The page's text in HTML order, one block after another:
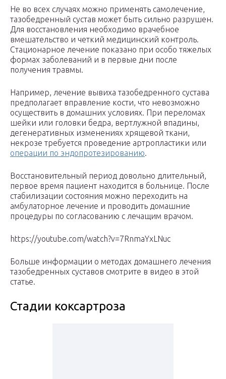
Не во всех случаях можно применять самолечение,
тазобедренный сустав может быть сильно разрушен.
Для восстановления необходимо врачебное
вмешательство и четкий медицинский контроль.
Стационарное лечение показано при особо тяжелых
формах заболеваний и в первые дни после
получения травмы.
Например, лечение вывиха тазобедренного сустава
предполагает вправление кости, что невозможно
осуществить в домашних условиях. При переломах
шейки или головки бедра, вертлужной впадины,
дегенеративных изменениях хрящевой ткани,
некрозе требуется проведение артропластики или
операции по эндопротезированию.
Восстановительный период довольно длительный,
первое время пациент находится в больнице. После
стабилизации состояния можно переходить на
амбулаторное лечение и проводить домашние
процедуры по согласованию с лечащим врачом.
https://youtube.com/watch?v=7RnmaYxLNuc
Больше информации о методах домашнего лечения
тазобедренных суставов смотрите в видео в этой
статье.
Стадии коксартроза